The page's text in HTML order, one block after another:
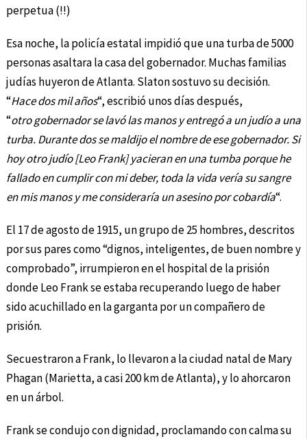
perpetua (!!)
Esa noche, la policía estatal impidió que una turba de 5000
personas asaltara la casa del gobernador. Muchas familias
judías huyeron de Atlanta. Slaton sostuvo su decisión.
“Hace dos mil años“, escribió unos días después,
“otro gobernador se lavó las manos y entregó a un judío a una
turba. Durante dos se maldijo el nombre de ese gobernador. Si
hoy otro judío [Leo Frank] yacieran en una tumba porque he
fallado en cumplir con mi deber, toda la vida vería su sangre
en mis manos y me consideraría un asesino por cobardía“.
El 17 de agosto de 1915, un grupo de 25 hombres, descritos
por sus pares como “dignos, inteligentes, de buen nombre y
comprobado”, irrumpieron en el hospital de la prisión
donde Leo Frank se estaba recuperando luego de haber
sido acuchillado en la garganta por un compañero de
prisión.
Secuestraron a Frank, lo llevaron a la ciudad natal de Mary
Phagan (Marietta, a casi 200 km de Atlanta), y lo ahorcaron
en un árbol.
Frank se condujo con dignidad, proclamando con calma su